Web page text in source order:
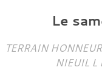
Le
TERRAIN
NIEUIL L